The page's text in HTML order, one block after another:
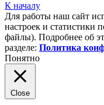
К началу
Для работы наш сайт
настроек и статистики
файлы). Подробнее об
разделе: Политика
Понятно
Close